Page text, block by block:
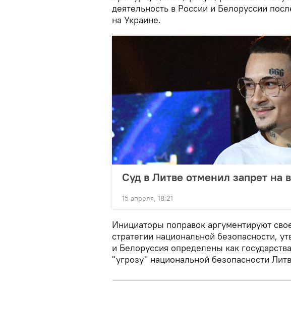
деятельность в России и Белоруссии
на Украине.
Суд в Литве отменил запрет на
15 апреля, 18:21
Инициаторы поправок аргументируют
стратегии национальной безопасности,
и Белоруссия определены как
"угрозу" национальной безопасности